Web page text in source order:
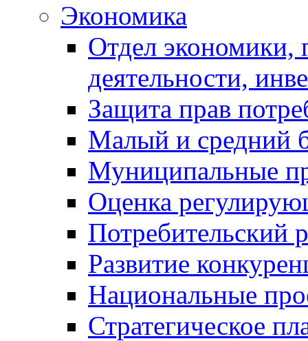
Экономика
Отдел экономики,
деятельности,
Защита прав
Малый и средний
Муниципальные
Оценка
Потребительский
Развитие
Национальные
Стратегическое